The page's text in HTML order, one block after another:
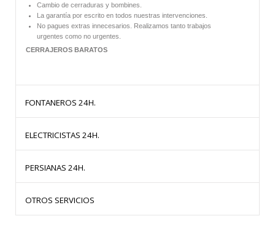
Cambio de cerraduras y bombines.
La garantía por escrito en todos nuestras intervenciones.
No pagues extras innecesarios. Realizamos tanto trabajos
urgentes como no urgentes.
CERRAJEROS BARATOS
FONTANEROS 24H.
Todos nuestros trabajos están garantizados por escrito.
calidad con los mejores materiales y al mejor precio.
ELECTRICISTAS 24H.
Todos nuestros trabajos están garantizados por escrito.
PERSIANAS 24H.
OTROS SERVICIOS